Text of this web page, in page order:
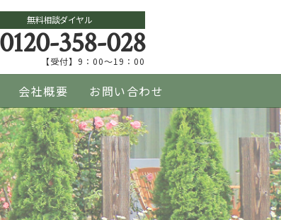
無料相談ダイヤル
0120-358-028
【受付】9：00～19：00
会社概要 お問い合わせ